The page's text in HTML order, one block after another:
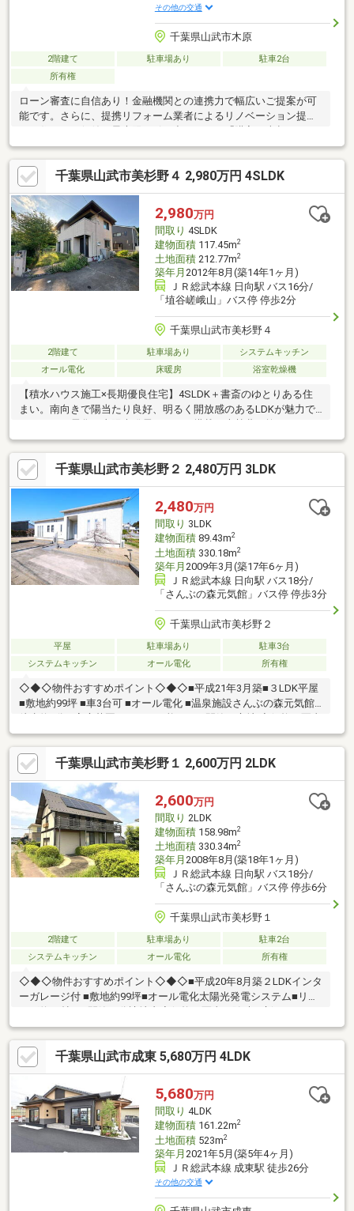
その他の交通
千葉県山武市木原
2階建て 駐車場あり
駐車2台
所有権
ローン審査に自信あり！金融機関との連携力で幅広いご提案が可
能です。さらに、提携リフォーム業者によるリノベーション提案
ォーム」すべて当社にお任せください。
千葉県山武市美杉野４ 2,980万円 4SLDK
2,980万円
間取り 4SLDK
建物面積117.45m2
土地面積212.77m2
築年月 2012年8月(築14年1ヶ月)
ＪＲ総武本線 日向駅 バス16分/
「埴谷嵯峨山」バス停 停歩2分
千葉県山武市美杉野４
2階建て 駐車場あり
システムキッチン
オール電化
床暖房 浴室乾燥機
【積水ハウス施工×長期優良住宅】4SLDK＋書斎のゆとりある住
まい。南向きで陽当たり良好、明るく開放感のあるLDKが魅力で
床暖房付きで冬も快適。書斎はテレワークや趣味部屋として活用
でき、納戸や豊富な収納で住空間もスッキリ。積水ハウスならで
はの高品質な住まいをぜひ現地でご体感ください。現地合流・解
散大歓迎！事前にご予約いただければ時間外でのご案内も可能で
す♪「住宅ローンが不安…」と言うお客様へ！自社グループで住宅
ローンを取り扱っている弊社だからこそ出来るご提案がございま
す！ぜひ一度ご相談ください♪
千葉県山武市美杉野２ 2,480万円 3LDK
2,480万円
間取り 3LDK
建物面積89.43m2
土地面積330.18m2
築年月 2009年3月(築17年6ヶ月)
ＪＲ総武本線 日向駅 バス18分/
「さんぶの森元気館」バス停 停歩3分
千葉県山武市美杉野２
平屋 駐車場あり
駐車3台
システムキッチン
オール電化 所有権
◇◆◇物件おすすめポイント◇◆◇■平成21年3月築■３LDK平屋
■敷地約99坪 ■車3台可 ■オール電化 ■温泉施設さんぶの森元気館
を随時更新しています！！◆気になる物件の価格変更や、物件の
状況もいち早くわかって便利な『お気に入り追加』をぜひご利用
ください♪千葉県山武市美杉野１ 2,600万円 2LDK
2,600万円
間取り 2LDK
建物面積158.98m2
土地面積330.34m2
築年月 2008年8月(築18年1ヶ月)
ＪＲ総武本線 日向駅 バス18分/
「さんぶの森元気館」バス停 停歩6分
千葉県山武市美杉野１
2階建て 駐車場あり
駐車2台
システムキッチン
オール電化 所有権
◇◆◇物件おすすめポイント◇◆◇■平成20年8月築２LDKインタ
ーガレージ付 ■敷地約99坪■オール電化太陽光発電システム■リビ
す！！◆気になる物件の価格変更や、物件の状況もいち早くわか
って便利な『お気に入り追加』をぜひご利用ください♪
千葉県山武市成東 5,680万円 4LDK
5,680万円
間取り 4LDK
建物面積161.22m2
土地面積523m2
築年月 2021年5月(築5年4ヶ月)
ＪＲ総武本線 成東駅 徒歩26分
その他の交通